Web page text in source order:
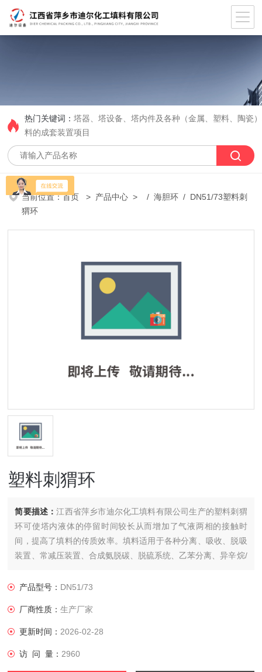
热门关键词：塔器、塔设备、塔内件及各种（金属、塑料、陶瓷
料的成套装置项目
当前位置：首页 > 产品中心 > /海胆环 / DN51/73塑料刺
猬环
塑料刺猬环
简要描述：江西省萍乡市迪尔化工填料有限公司生产的塑料刺猬
环可使塔内液体的停留时间较长从而增加了气液两相的接触时
间，提高了填料的传质效率。填料适用于各种分离、吸收、脱吸
装置、常减压装置、合成氨脱碳、脱硫系统、乙苯分离、异辛烷/
产品型号： DN51/73
厂商性质：生产厂家
更新时间： 2026-02-28
访 问 量： 2960